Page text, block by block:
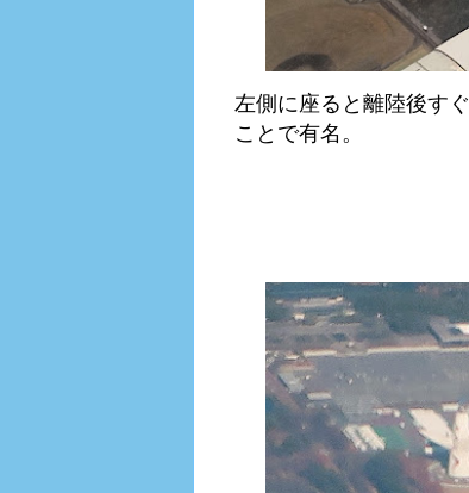
左側に座ると離陸後すぐ
ことで有名。